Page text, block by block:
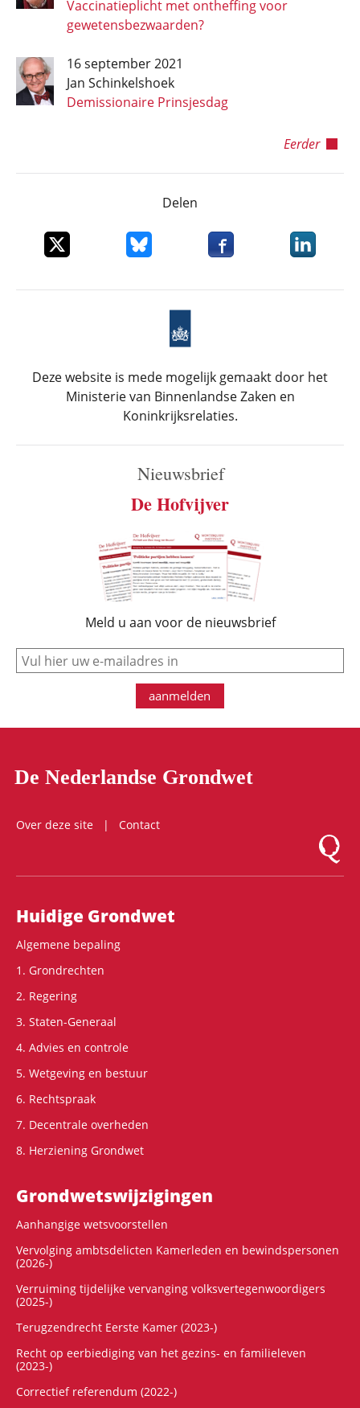
Vaccinatieplicht met ontheffing voor
gewetensbezwaarden?
16 september 2021
Jan Schinkelshoek
Demissionaire Prinsjesdag
Eerder
Delen
Deel dit item op XDeel dit item op Bluesky
Deel dit item opDeel dit
Deze website is mede mogelijk gemaakt door het
Ministerie van Binnenlandse Zaken en
Koninkrijksrelaties.
Nieuwsbrief
De Hofvijver
Meld u aan voor de nieuwsbrief
e-mail
aanmelden
De Nederlandse Grondwet
Over deze site
Contact
Logo
Hoofdnavigatie
Huidige Grondwet
Algemene bepaling
1. Grondrechten
2. Regering
3. Staten-Generaal
4. Advies en controle
5. Wetgeving en bestuur
6. Rechtspraak
7. Decentrale overheden
8. Herziening Grondwet
Grondwets­wijzigingen
Aanhangige wetsvoorstellen
Vervolging ambtsdelicten Kamerleden en bewindspersonen
(2026-)
Verruiming tijdelijke vervanging volksvertegenwoordigers
(2025-)
Terugzendrecht Eerste Kamer (2023-)
Recht op eerbiediging van het gezins- en familieleven
(2023-)
Correctief referendum (2022-)